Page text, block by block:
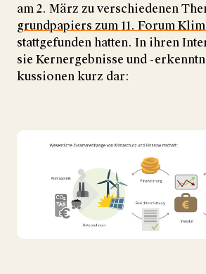
am 2. März zu ver­schie­denen
grund­papiers zum 11. Forum
statt­gefunden hatten. In ihren
sie Kern­ergeb­nisse und -
kussionen kurz dar:
©